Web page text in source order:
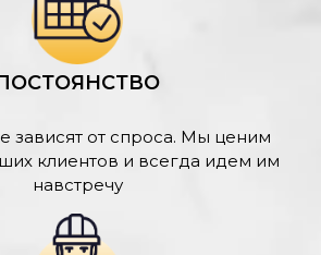
зависят от спроса. Мы ценим
клиентов и всегда идем им
навстречу